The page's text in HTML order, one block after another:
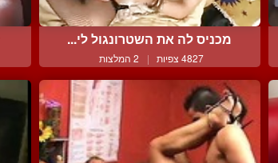
מכניס לה את השטרונגול לי...
4827 צפיות | 2 המלצות